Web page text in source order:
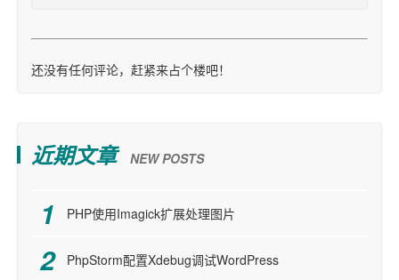
还没有任何评论，赶紧来占个楼吧！
近期文章 NEW POSTS
PHP使用Imagick扩展处理图片
PhpStorm配置Xdebug调试WordPress